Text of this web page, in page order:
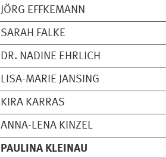
JÖRG EFFKEMANN
SARAH FALKE
DR. NADINE EHRLICH
LISA-MARIE JANSING
KIRA KARRAS
ANNA-LENA KINZEL
PAULINA KLEINAU